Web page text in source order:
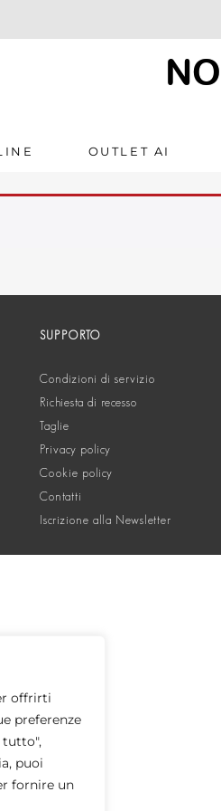
offrirti
preferenze
tutto",
puoi
fornire un
NO
OUTLET AI
SUPPORTO
Condizioni di servizio
Richiesta di recesso
Taglie
Privacy policy
Cookie policy
Contatti
Iscrizione alla Newsletter